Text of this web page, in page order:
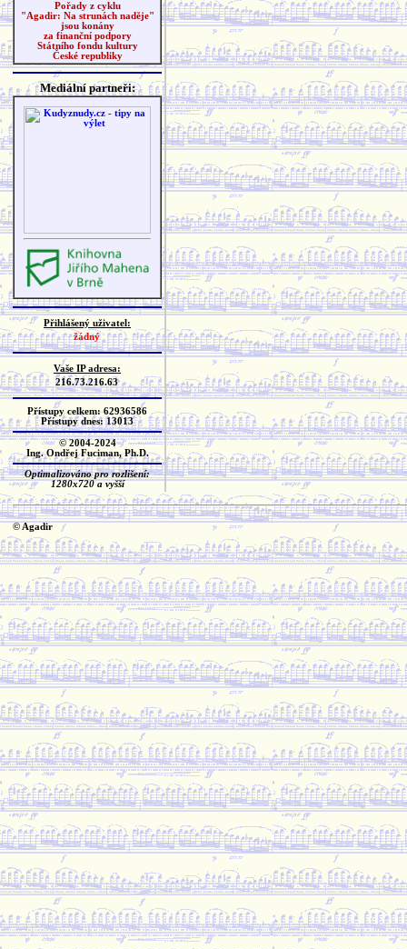
Pořady z cyklu
"Agadir: Na strunách naděje"
jsou konány
za finanční podpory
Státního fondu kultury
České republiky
Mediální partneři:
Přihlášený uživatel:
žádný
Vaše IP adresa:
216.73.216.63
Přístupy celkem: 62936586
Přístupy dnes: 13013
© 2004-2024
Ing. Ondřej Fuciman, Ph.D.
Optimalizováno pro rozlišení:
1280x720 a vyšší
© Agadir